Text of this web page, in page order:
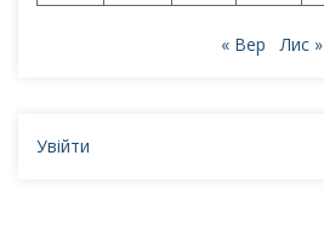
« Вер Лис »
Увійти